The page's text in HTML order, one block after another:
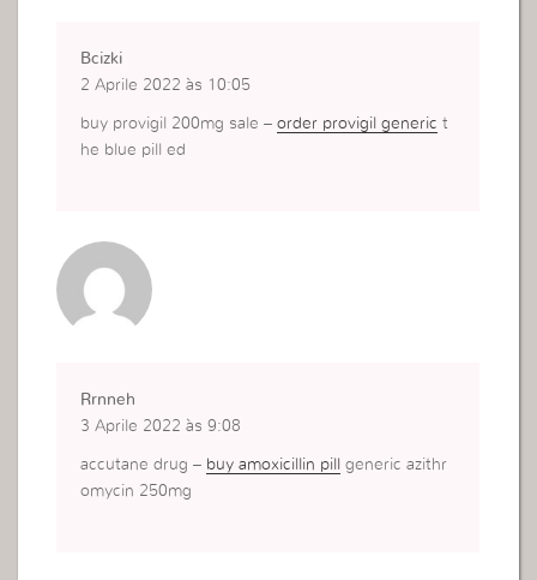
Bcizki
2 Aprile 2022 às 10:05
buy provigil 200mg sale –order provigil generic t
he blue pill ed
Rrnneh
3 Aprile 2022 às 9:08
accutane drug – buy amoxicillin pill generic azithr
omycin 250mg